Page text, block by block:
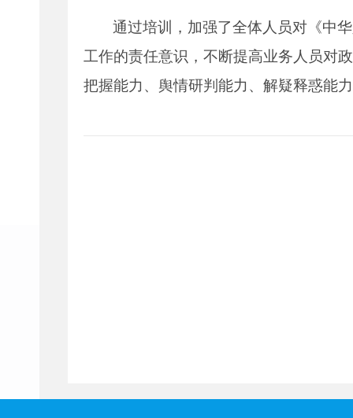
通过培训，加强了全体人员对《中
工作的责任意识，不断提高业务人员对
把握能力、舆情研判能力、解疑释惑能